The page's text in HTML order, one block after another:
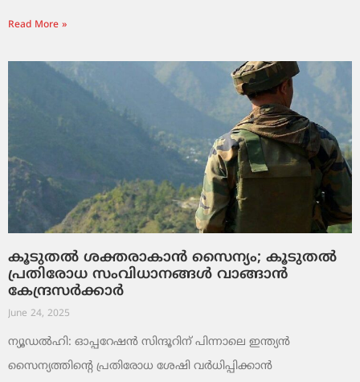
Read More »
കൂടുതൽ ശക്തരാകാൻ സൈന്യം; കൂടുതൽ
പ്രതിരോധ സംവിധാനങ്ങൾ വാങ്ങാൻ
കേന്ദ്രസർക്കാർ
June 24, 2025
ന്യൂഡൽഹി: ഓപ്പറേഷൻ സിന്ദൂറിന് പിന്നാലെ ഇന്ത്യൻ
സൈന്യത്തിന്റെ പ്രതിരോധ ശേഷി വർധിപ്പിക്കാൻ